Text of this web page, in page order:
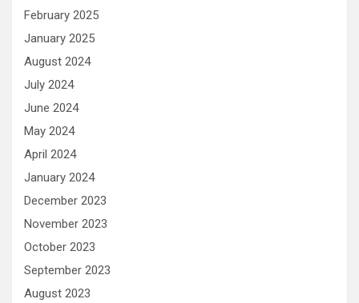
February 2025
January 2025
August 2024
July 2024
June 2024
May 2024
April 2024
January 2024
December 2023
November 2023
October 2023
September 2023
August 2023